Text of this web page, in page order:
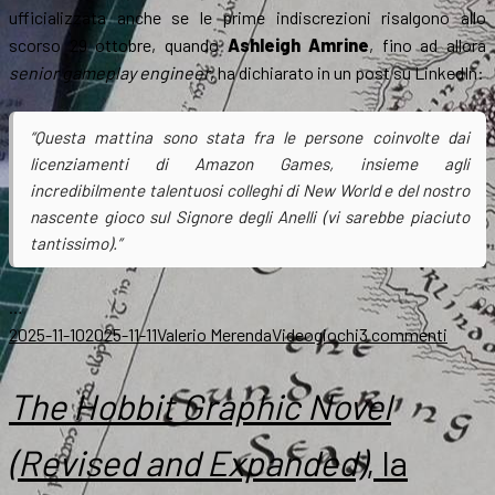
ufficializzata anche se le prime indiscrezioni risalgono allo
scorso 29 ottobre, quandoAshleigh Amrine, fino ad allora
senior gameplay engineer, ha dichiarato in un post su LinkedIn:
“Questa mattina sono stata fra le persone coinvolte dai
licenziamenti di Amazon Games, insieme agli
incredibilmente talentuosi colleghi di New World e del nostro
nascente gioco sul Signore degli Anelli(vi sarebbe piaciuto
tantissimo).”
…
Scritto
il
2025-11-102025-11-11Autore
Valerio MerendaCategorie
Videogiochi3 commenti su
l’MMO
sul
The Hobbit Graphic Novel
(Revised and Expanded), la